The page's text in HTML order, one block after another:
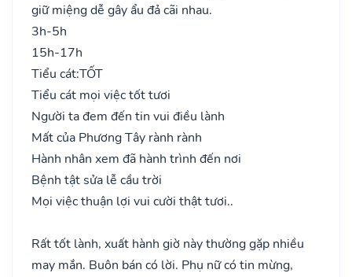
giữ miệng dễ gây ẩu đả cãi nhau.
3h-5h
15h-17h
Tiểu cát:TỐT
Tiểu cát mọi việc tốt tươi
Người ta đem đến tin vui điều lành
Mất của Phương Tây rành rành
Hành nhân xem đã hành trình đến nơi
Bệnh tật sửa lễ cầu trời
Mọi việc thuận lợi vui cười thật tươi..
Rất tốt lành, xuất hành giờ này thường gặp nhiều
may mắn. Buôn bán có lời. Phụ nữ có tin mừng,